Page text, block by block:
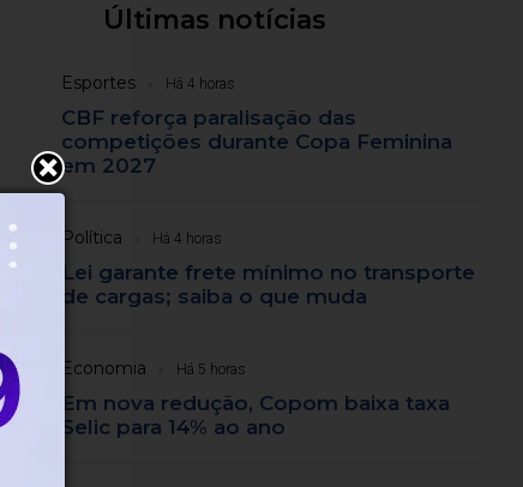
Últimas notícias
Esportes Há 4 horas
CBF reforça paralisação das
competições durante Copa Feminina
em 2027
Política Há 4 horas
Lei garante frete mínimo no transporte
de cargas; saiba o que muda
Economia Há 5 horas
Em nova redução, Copom baixa taxa
Selic para 14% ao ano